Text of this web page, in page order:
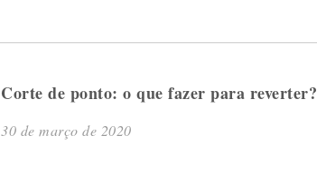
Corte de ponto: o que fazer para reverter?
30 de março de 2020